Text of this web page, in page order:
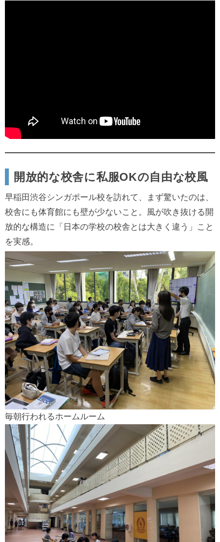
開放的な校舎に私服OKの自由な校風
早稲田渋谷シンガポール校を訪れて、まず驚いたのは、
校舎にも体育館にも壁が少ないこと。風が吹き抜ける開
放的な構造に「日本の学校の校舎とは大きく違う」こと
を実感。
毎朝行われるホームルーム